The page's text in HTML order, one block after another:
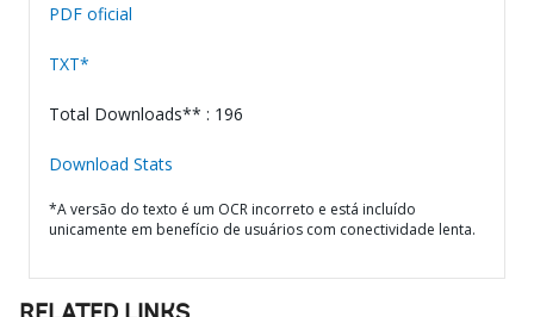
PDF oficial
TXT*
Total Downloads** : 196
Download Stats
*A versão do texto é um OCR incorreto e está incluído
unicamente em benefício de usuários com conectividade lenta.